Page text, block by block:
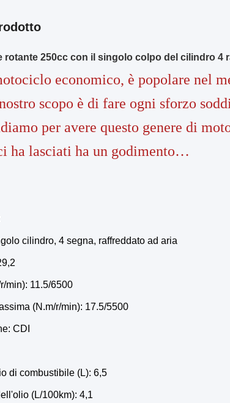
rotante 250cc con il singolo colpo del cilindro 4
economico, è popolare nel
scopo è di fare ogni sforzo
per avere questo genere di
ha lasciati ha un godimento…
cilindro, 4 segna, raffreddato ad aria
min): 11.5/6500
(N.m/r/min): 17.5/5500
CDI
di combustibile (L): 6,5
(L/100km): 4,1